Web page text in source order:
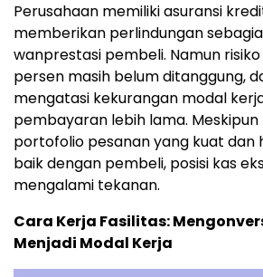
Perusahaan memiliki asuransi
memberikan perlindungan
wanprestasi pembeli. Namun
persen masih belum ditanggung,
mengatasi kekurangan modal
pembayaran lebih lama. Meskipun
portofolio pesanan yang kuat dan
baik dengan pembeli, posisi kas
mengalami tekanan.
Cara Kerja Fasilitas:
Menjadi Modal Kerja